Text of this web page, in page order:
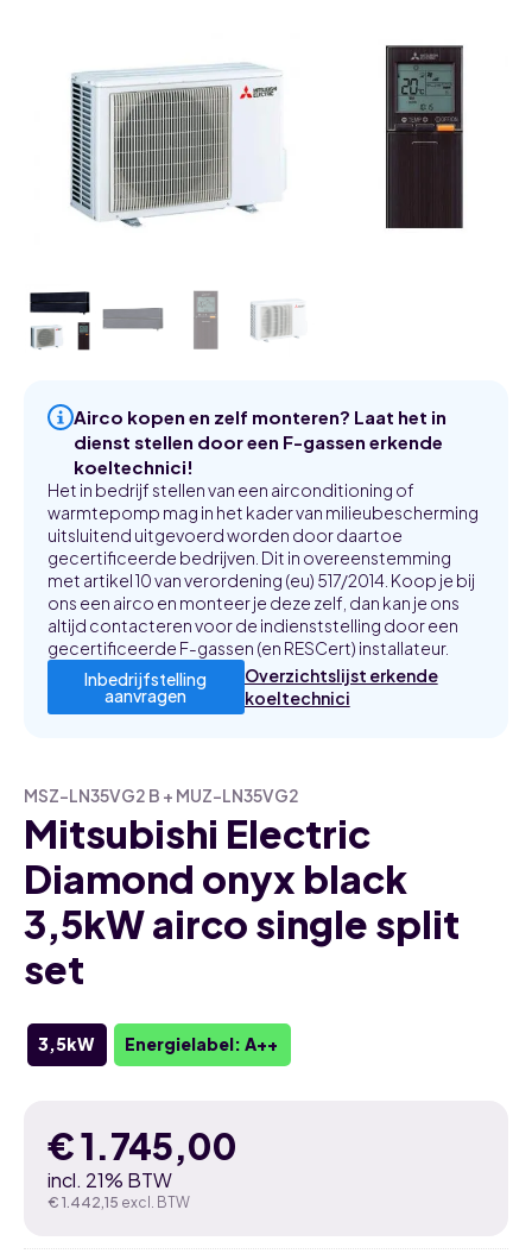
Airco kopen en zelf monteren? Laat het in
dienst stellen door een F-gassen erkende
koeltechnici!
Het in bedrijf stellen van een airconditioning of
warmtepomp mag in het kader van milieubescherming
uitsluitend uitgevoerd worden door daartoe
gecertificeerde bedrijven. Dit in overeenstemming
met artikel 10 van verordening (eu) 517/2014. Koop je bij
ons een airco en monteer je deze zelf, dan kan je ons
altijd contacteren voor de indienststelling door een
gecertificeerde F-gassen (en RESCert) installateur.
Inbedrijfstelling
aanvragen
Overzichtslijst erkende
koeltechnici
MSZ-LN35VG2 B + MUZ-LN35VG2
Mitsubishi Electric
Diamond onyx black
3,5kW airco single split
set
3,5kW Energielabel: A++
€1.745,00
incl. 21% BTW
€ 1.442,15 excl. BTW